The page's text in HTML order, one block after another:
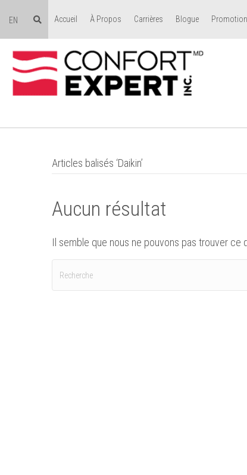
EN Accueil À Propos Carrières Blogue
Articles balisés ‘Daikin’
Aucun résultat
Il semble que nous ne pouvons pas trouver ce